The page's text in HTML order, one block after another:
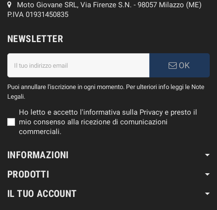
Moto Giovane SRL, Via Firenze S.N. - 98057 Milazzo (ME)
P.IVA 01931450835
NEWSLETTER
OK
Puoi annullare l'iscrizione in ogni momento. Per ulteriori info leggi le Note
Legali.
Ho letto e accetto l'informativa sulla Privacy e presto il
mio consenso alla ricezione di comunicazioni
commerciali.
INFORMAZIONI
PRODOTTI
IL TUO ACCOUNT